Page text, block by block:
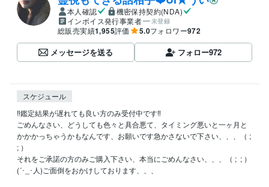
本人確認
機密保持契約(NDA)
インボイス発行事業者
未登録
総販売実績1,955評価 5.0フォロワー972
メッセージを送る フォロー972
スケジュール
‼️鑑定結果が遅れても良い方のみ受付中です‼️
ごめんなさい、どうしても色々と具合悪て、タイミング悪いと一ヶ月と
かかかっちゃうかもなんです、お願いです急かさないで下さい、、、（ ;
; ）
それをご承諾の方のみご購入下さい、本当にごめんなさい、、、（ ;  ; ）
(´･_･人)ご面倒をおかけしております、、、